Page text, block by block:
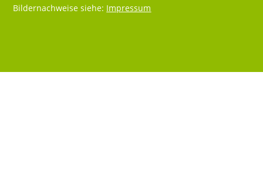
Bildernachweise siehe: Impressum